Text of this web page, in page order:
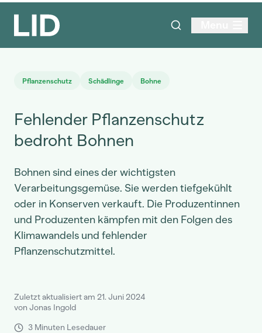
Pflanzenschutz Schädlinge Bohne
Fehlender Pflanzenschutz
bedroht Bohnen
Bohnen sind eines der wichtigsten
Verarbeitungsgemüse. Sie werden tiefgekühlt
oder in Konserven verkauft. Die Produzentinnen
und Produzenten kämpfen mit den Folgen des
Klimawandels und fehlender
Pflanzenschutzmittel.
Zuletzt aktualisiert am 21. Juni 2024
von Jonas Ingold
3 Minuten Lesedauer